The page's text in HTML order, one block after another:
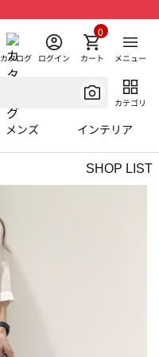
カタログ ログイン カート
0
メニュー
カテゴリ
メンズ インテリア
SHOP LIST